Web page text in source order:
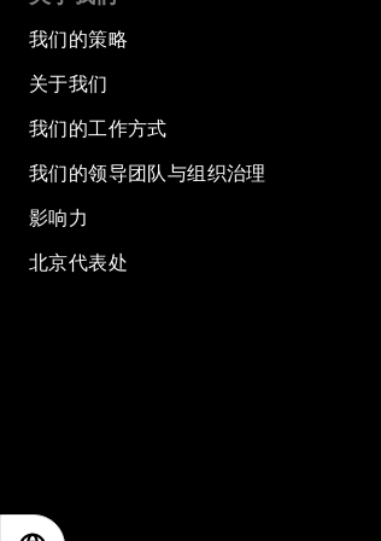
我们的策略
关于我们
我们的工作方式
我们的领导团队与组织治理
影响力
北京代表处